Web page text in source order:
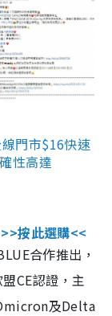
門市$16快速
性高達
>>按此選購<<
合作推出，
CE認證，主
及Delta